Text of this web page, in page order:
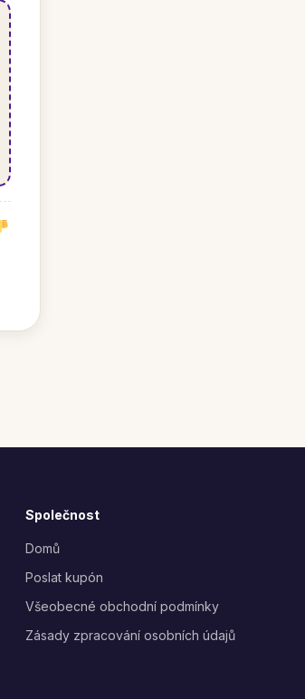
Společnost
Domů
Poslat kupón
Všeobecné obchodní podmínky
Zásady zpracování osobních údajů